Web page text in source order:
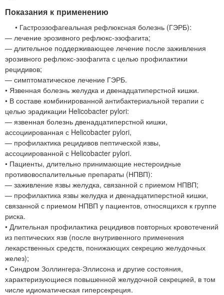
Показания к применению
• Гастроэзофагеальная рефлюксная болезнь (ГЭРБ):
— лечение эрозивного рефлюкс-эзофагита;
— длительное поддерживающее лечение после заживления
эрозивного рефлюкс-эзофагита с целью профилактики
рецидивов;
— симптоматическое лечение ГЭРБ.
• Язвенная болезнь желудка и двенадцатиперстной кишки.
• В составе комбинированной антибактериальной терапии с
целью эрадикации Helicobacter pylori:
— язвенная болезнь двенадцатиперстной кишки,
ассоциированная с Helicobacter pylori,
— профилактика рецидивов пептической язвы,
ассоциированной с Helicobacter pylori.
• Пациенты, длительно принимающие нестероидные
противовоспалительные препараты (НПВП):
— заживление язвы желудка, связанной с приемом НПВП;
— профилактика язвы желудка и двенадцатиперстной кишки,
связанной с приемом НПВП у пациентов, относящихся к группе
риска.
• Длительная профилактика рецидивов повторных кровотечений
из пептических язв (после внутривенного применения
лекарственных средств, понижающих секрецию желудочных
желез);
• Синдром Золлингера-Эллисона и другие состояния,
характеризующиеся повышенной желудочной секрецией, в том
числе идиоматическая гиперсекреция.